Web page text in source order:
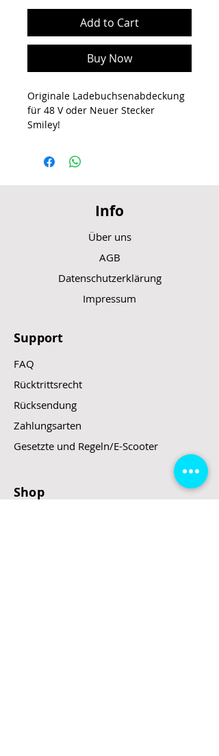
Add to Cart
Buy Now
Originale Ladebuchsenabdeckung
für 48 V oder Neuer Stecker
Smiley!
Info
Über uns
AGB
Datenschutzerklärung
Impressum
Support
FAQ
Rücktrittsrecht
Rücksendung
Zahlungsarten
Gesetzte und Regeln/E-Scooter
Shop